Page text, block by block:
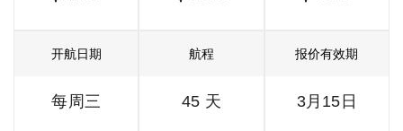
开航日期
每周三
航程
45 天
报价有效期
3月15日